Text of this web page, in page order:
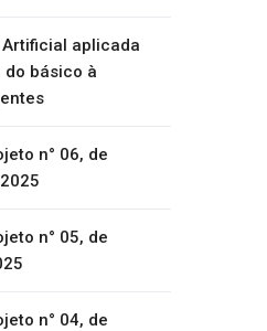
aplicada
do básico à
n° 06, de
n° 05, de
n° 04, de